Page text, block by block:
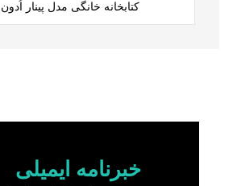
کتابخانه خانگی مدل پینار
خبرنامه ایمیلی